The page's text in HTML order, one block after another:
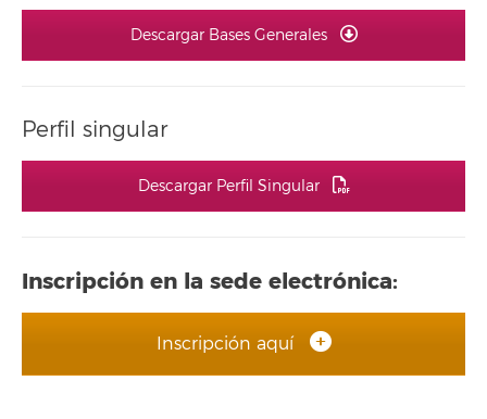
Descargar Bases Generales
Perfil singular
Descargar Perfil Singular
Inscripción en la sede electrónica:
Inscripción aquí